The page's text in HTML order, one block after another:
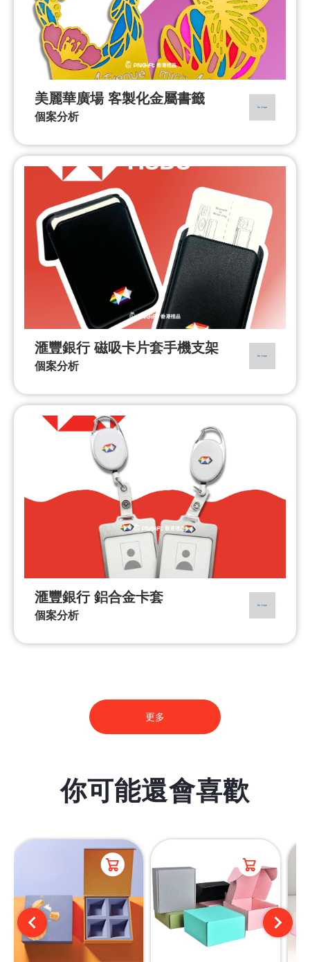
美麗華廣場 客製化金屬書籤
個案分析
滙豐銀行 磁吸卡片套手機支架
個案分析
滙豐銀行 鋁合金卡套
個案分析
更多
你可能還會喜歡